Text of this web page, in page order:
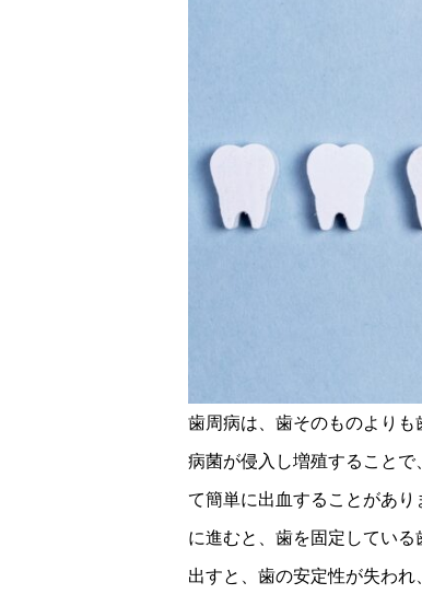
歯周病は、歯そのものより
病菌が侵入し増殖すること
て簡単に出血することがあ
に進むと、歯を固定してい
出すと、歯の安定性が失わ